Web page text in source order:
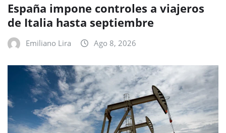
España impone controles a viajeros
de Italia hasta septiembre
Emiliano Lira Ago 8, 2026